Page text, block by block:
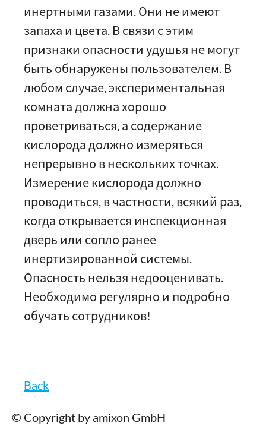
инертными газами. Они не имеют
запаха и цвета. В связи с этим
признаки опасности удушья не могут
быть обнаружены пользователем. В
любом случае, экспериментальная
комната должна хорошо
проветриваться, а содержание
кислорода должно измеряться
непрерывно в нескольких точках.
Измерение кислорода должно
проводиться, в частности, всякий раз,
когда открывается инспекционная
дверь или сопло ранее
инертизированной системы.
Опасность нельзя недооценивать.
Необходимо регулярно и подробно
обучать сотрудников!
Back
© Copyright by amixon GmbH